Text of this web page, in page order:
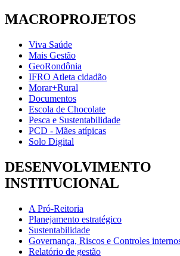
MACROPROJETOS
Viva Saúde
Mais Gestão
GeoRondônia
IFRO Atleta cidadão
Morar+Rural
Documentos
Escola de Chocolate
Pesca e Sustentabilidade
PCD - Mães atípicas
Solo Digital
DESENVOLVIMENTO
INSTITUCIONAL
A Pró-Reitoria
Planejamento estratégico
Sustentabilidade
Governança, Riscos e Controles
Relatório de gestão